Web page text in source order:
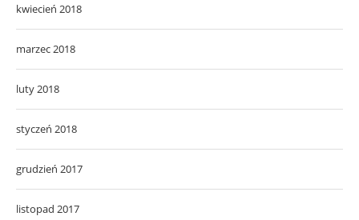
kwiecień 2018
marzec 2018
luty 2018
styczeń 2018
grudzień 2017
listopad 2017